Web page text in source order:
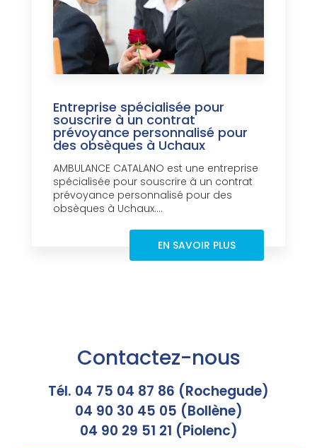
Entreprise spécialisée pour
souscrire à un contrat
prévoyance personnalisé pour
des obsèques à Uchaux
AMBULANCE CATALANO est une entreprise
spécialisée pour souscrire à un contrat
prévoyance personnalisé pour des
obsèques à Uchaux....
EN SAVOIR PLUS
Contactez-nous
Tél. 04 75 04 87 86 (Rochegude)
04 90 30 45 05 (Bollène)
04 90 29 51 21 (Piolenc)